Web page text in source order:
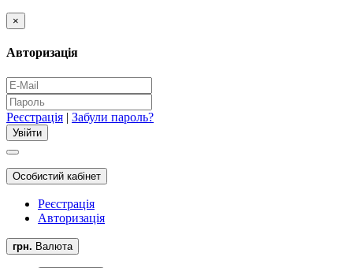
×
Авторизація
Реєстрація | Забули пароль?
Особистий кабінет
Реєстрація
Авторизація
грн. Валюта